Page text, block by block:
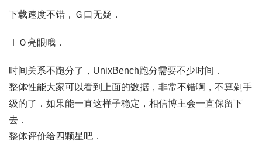
下载速度不错，Ｇ口无疑．
ＩＯ亮眼哦．
时间关系不跑分了，UnixBench跑分需要不少时间．
整体性能大家可以看到上面的数据，非常不错啊，不算剁手
级的了．如果能一直这样子稳定，相信博主会一直保留下
去．
整体评价给四颗星吧．